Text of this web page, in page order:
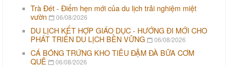
Trà Đét - Điểm hẹn mới của du lịch trải nghiệm miệt
vườn
06/08/2026
DU LỊCH KẾT HỢP GIÁO DỤC - HƯỚNG ĐI MỚI CHO
PHÁT TRIỂN DU LỊCH BỀN VỮNG
06/08/2026
CÁ BÓNG TRỨNG KHO TIÊU ĐẬM ĐÀ BỮA CƠM
QUÊ
06/08/2026